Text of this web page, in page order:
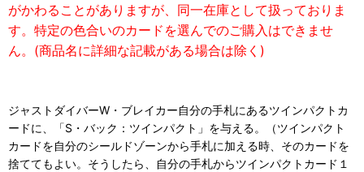
がかわることがありますが、同一在庫として扱っておりま
す。特定の色合いのカードを選んでのご購入はできませ
ん。(商品名に詳細な記載がある場合は除く)
ジャストダイバーW・ブレイカー自分の手札にあるツインパクトカ
ードに、「S・バック：ツインパクト」を与える。（ツインパクト
カードを自分のシールドゾーンから手札に加える時、そのカードを
捨ててもよい。そうしたら、自分の手札からツインパクトカード１